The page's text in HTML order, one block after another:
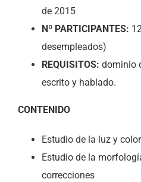
de 2015
Nº PARTICIPANTES:
desempleados)
REQUISITOS: dominio
escrito y hablado.
CONTENIDO
Estudio de la luz y
Estudio de la
correcciones